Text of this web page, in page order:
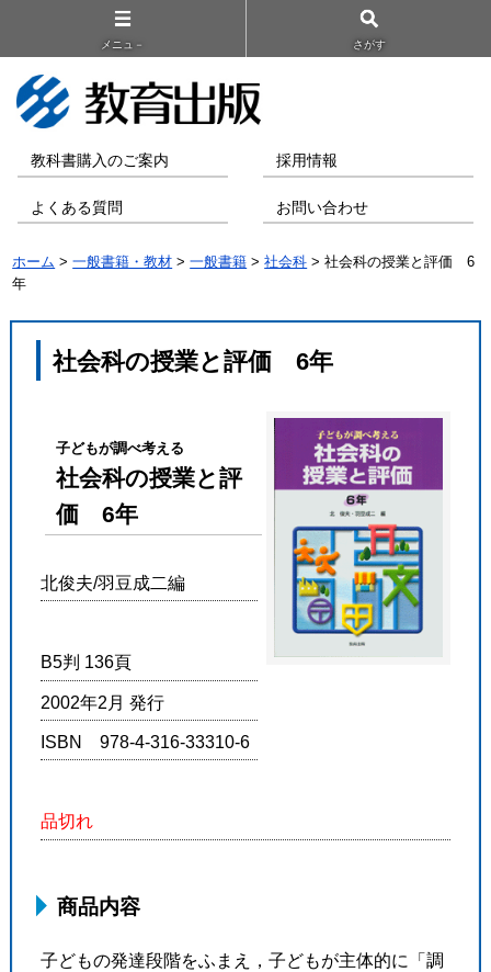
メニュ－ さがす
教科書購入のご案内 採用情報
よくある質問 お問い合わせ
ホーム >一般書籍・教材 >一般書籍 >社会科 > 社会科の授業と評価 6
年
社会科の授業と評価 6年
子どもが調べ考える
社会科の授業と評
価 6年
北俊夫/羽豆成二編
B5判 136頁
2002年2月 発行
ISBN 978-4-316-33310-6
品切れ
商品内容
子どもの発達段階をふまえ，子どもが主体的に「調